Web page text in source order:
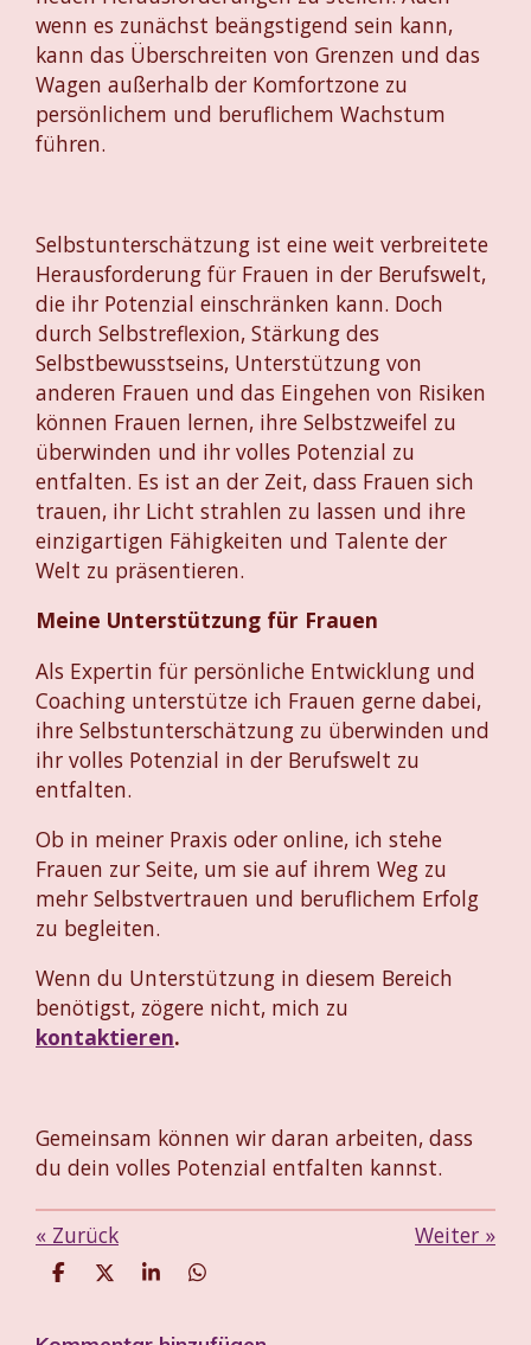
wenn es zunächst beängstigend sein kann,
kann das Überschreiten von Grenzen und das
Wagen außerhalb der Komfortzone zu
persönlichem und beruflichem Wachstum
führen.
Selbstunterschätzung ist eine weit verbreitete
Herausforderung für Frauen in der Berufswelt,
die ihr Potenzial einschränken kann. Doch
durch Selbstreflexion, Stärkung des
Selbstbewusstseins, Unterstützung von
anderen Frauen und das Eingehen von Risiken
können Frauen lernen, ihre Selbstzweifel zu
überwinden und ihr volles Potenzial zu
entfalten. Es ist an der Zeit, dass Frauen sich
trauen, ihr Licht strahlen zu lassen und ihre
einzigartigen Fähigkeiten und Talente der
Welt zu präsentieren.
Meine Unterstützung für Frauen
Als Expertin für persönliche Entwicklung und
Coaching unterstütze ich Frauen gerne dabei,
ihre Selbstunterschätzung zu überwinden und
ihr volles Potenzial in der Berufswelt zu
entfalten.
Ob in meiner Praxis oder online, ich stehe
Frauen zur Seite, um sie auf ihrem Weg zu
mehr Selbstvertrauen und beruflichem Erfolg
zu begleiten.
Wenn du Unterstützung in diesem Bereich
benötigst, zögere nicht, mich zu
kontaktieren.
Gemeinsam können wir daran arbeiten, dass
du dein volles Potenzial entfalten kannst.
« Zurück Weiter »
T
T
T
T